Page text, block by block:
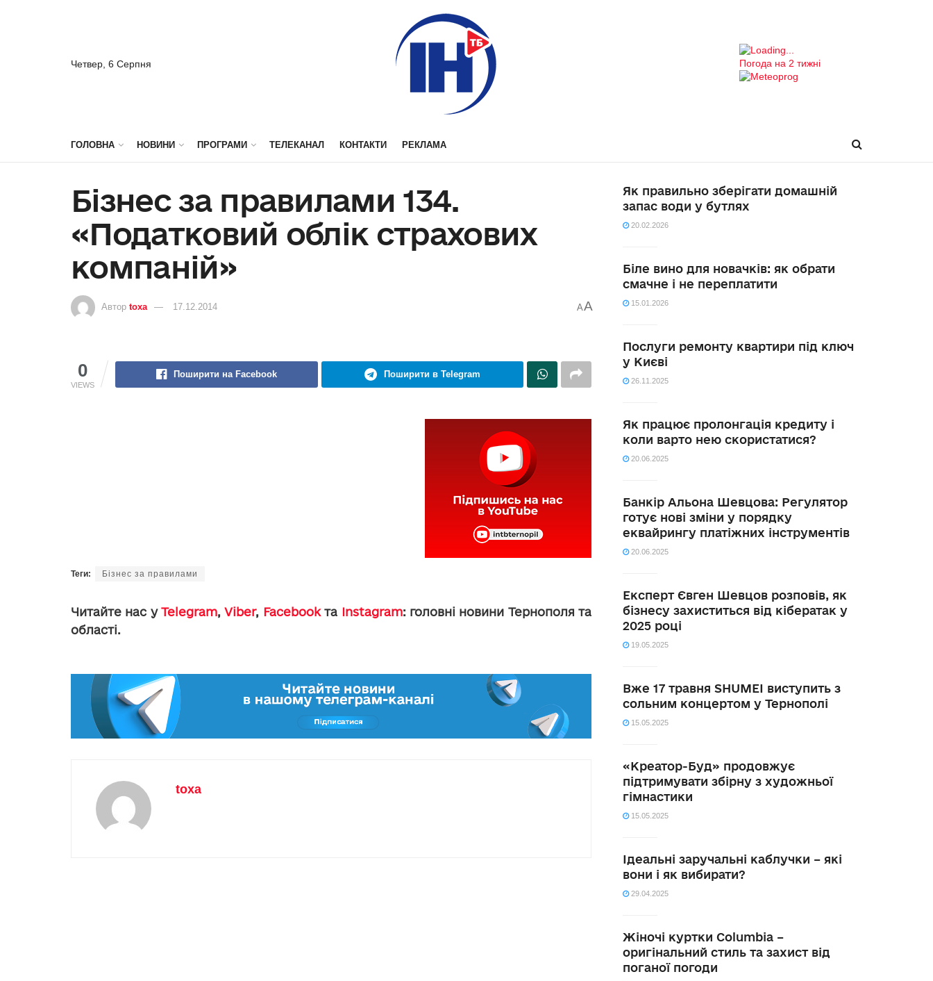
Четвер, 6 Серпня Погода на 2 тижні
ГОЛОВНА НОВИНИ ПРОГРАМИ ТЕЛЕКАНАЛ КОНТАКТИ РЕКЛАМА
Бізнес за правилами 134.
«Податковий облік страхових
компаній»
Автор toxa 17.12.2014 AA
0
VIEWS
Поширити на Facebook Поширити в Telegram
Теги: Бізнес за правилами
Читайте нас уTelegram,Viber, Facebookта Instagram: головні новини Тернополя та
області.
toxa
Як правильно зберігати домашній
запас води у бутлях
20.02.2026
Біле вино для новачків: як обрати
смачне і не переплатити
15.01.2026
Послуги ремонту квартири під ключ
у Києві
26.11.2025
Як працює пролонгація кредиту і
коли варто нею скористатися?
20.06.2025
Банкір Альона Шевцова: Регулятор
готує нові зміни у порядку
еквайрингу платіжних інструментів
20.06.2025
Експерт Євген Шевцов розповів, як
бізнесу захиститься від кібератак у
2025 році
19.05.2025
Вже 17 травня SHUMEI виступить з
сольним концертом у Тернополі
15.05.2025
«Креатор-Буд» продовжує
підтримувати збірну з художньої
гімнастики
15.05.2025
Ідеальні заручальні каблучки – які
вони і як вибирати?
29.04.2025
Жіночі куртки Columbia –
оригінальний стиль та захист від
поганої погоди